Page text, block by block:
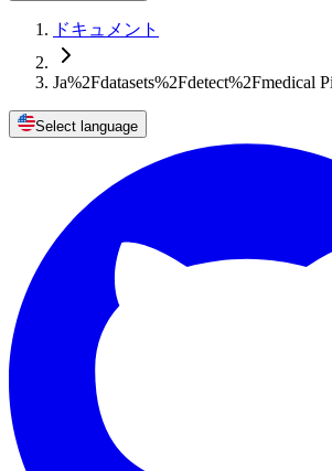
ドキュメント
Ja%2Fdatasets%2Fdetect%2Fmedical
Select language